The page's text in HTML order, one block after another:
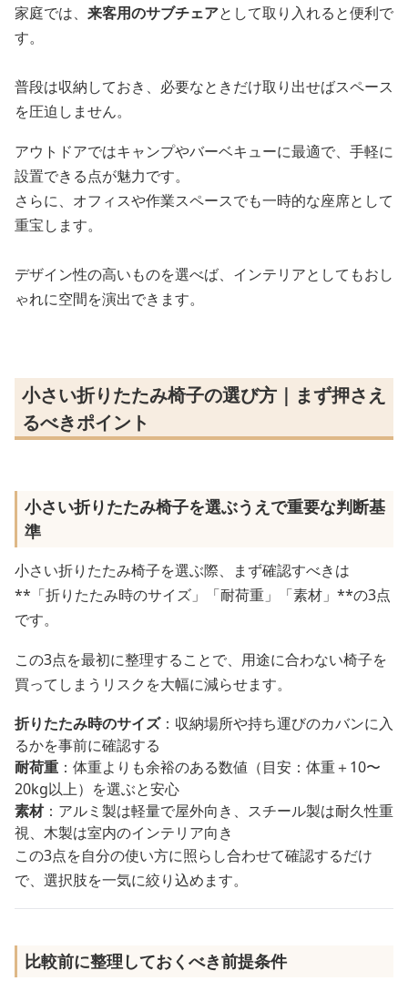
家庭では、 来客用のサブチェアとして取り入れると便利で
す。
普段は収納しておき、必要なときだけ取り出せばスペース
を圧迫しません。
アウトドアではキャンプやバーベキューに最適で、手軽に
設置できる点が魅力です。
さらに、オフィスや作業スペースでも一時的な座席として
重宝します。
デザイン性の高いものを選べば、インテリアとしてもおし
ゃれに空間を演出できます。
小さい折りたたみ椅子の選び方｜まず押さえ
るべきポイント
小さい折りたたみ椅子を選ぶうえで重要な判断基
準
小さい折りたたみ椅子を選ぶ際、まず確認すべきは
**「折りたたみ時のサイズ」「耐荷重」「素材」**の3点
です。
この3点を最初に整理することで、用途に合わない椅子を
買ってしまうリスクを大幅に減らせます。
折りたたみ時のサイズ：収納場所や持ち運びのカバンに入
るかを事前に確認する
耐荷重 ：体重よりも余裕のある数値（目安：体重＋10〜
20kg以上）を選ぶと安心
素材：アルミ製は軽量で屋外向き、スチール製は耐久性重
視、木製は室内のインテリア向き
この3点を自分の使い方に照らし合わせて確認するだけ
で、選択肢を一気に絞り込めます。
比較前に整理しておくべき前提条件